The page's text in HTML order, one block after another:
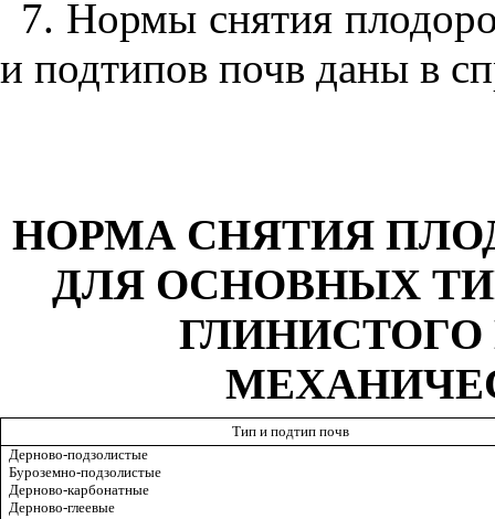
7. Нормы снятия
и подтипов почв даны в
НОРМА СНЯТИЯ
ДЛЯ ОСНОВНЫХ
Тип и подтип почв
Дерново-подзолистые
Буроземно-подзолистые
Дерново-карбонатные
Дерново-глеевые